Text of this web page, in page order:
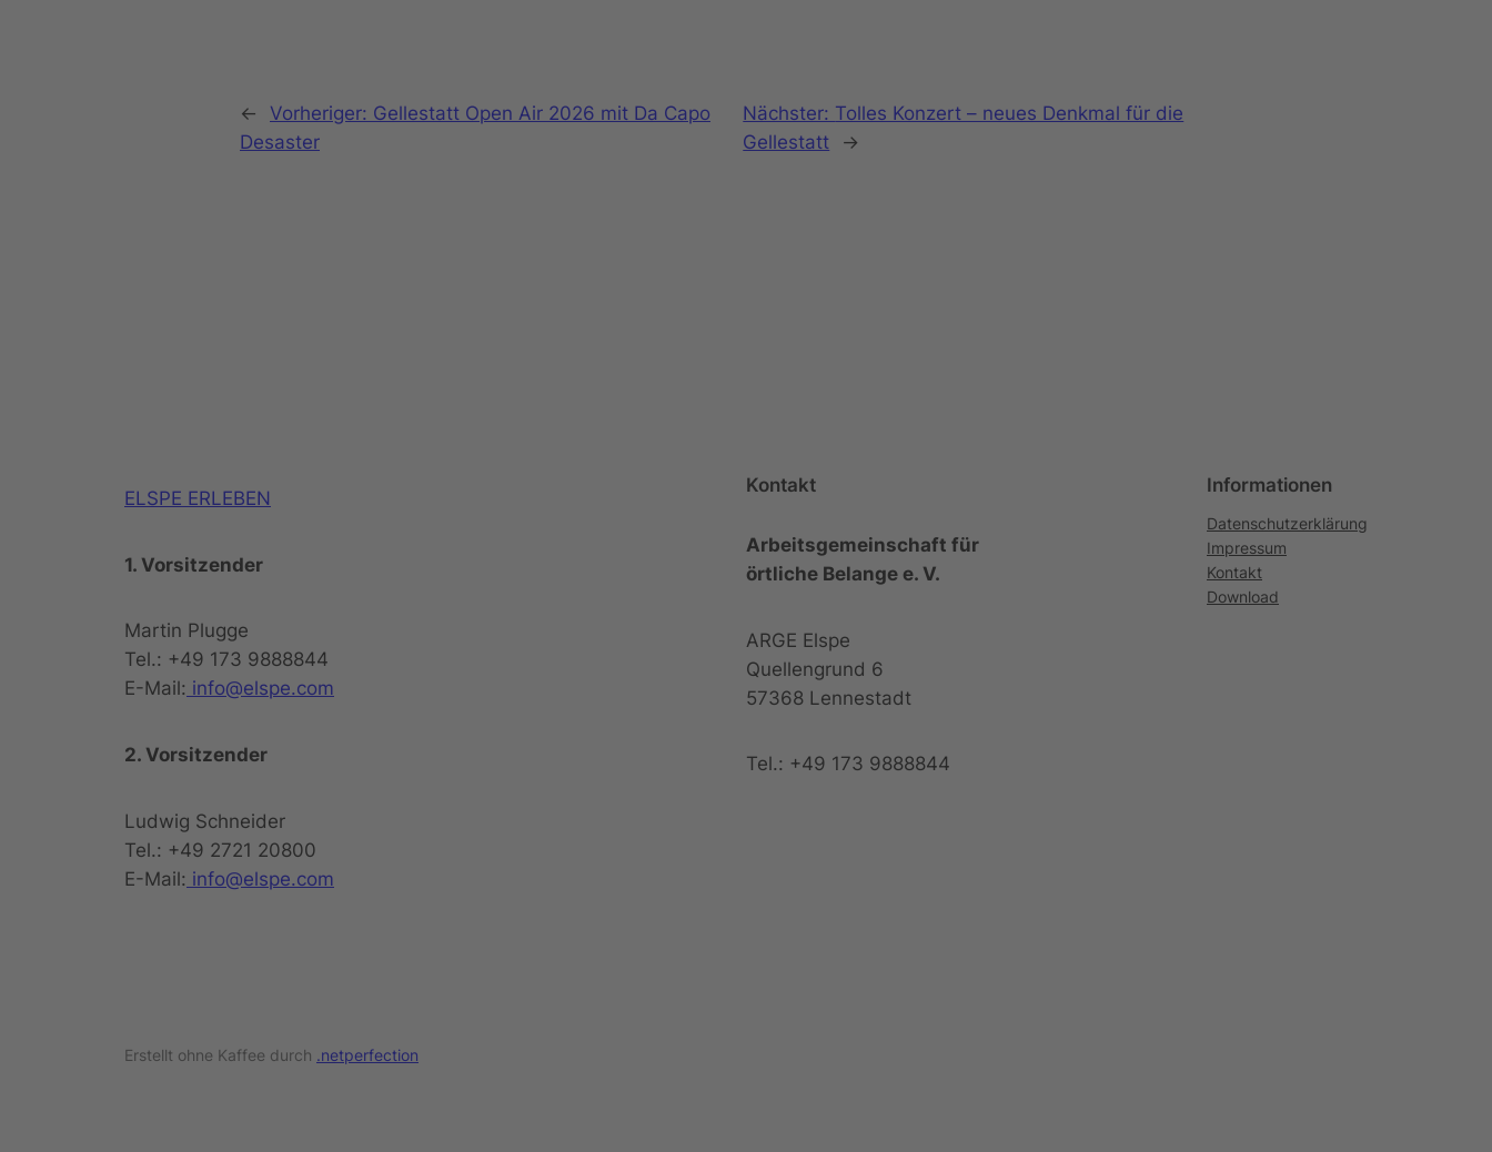
← Vorheriger: Gellestatt Open Air 2026 mit Da Capo
Desaster
Nächster: Tolles Konzert – neues Denkmal für die
Gellestatt
→
ELSPE ERLEBEN
1. Vorsitzender
Martin Plugge
Tel.: +49 173 9888844
E-Mail: info@elspe.com
2. Vorsitzender
Ludwig Schneider
Tel.: +49 2721 20800
E-Mail: info@elspe.com
Kontakt
Arbeitsgemeinschaft für
örtliche Belange e. V.
ARGE Elspe
Quellengrund 6
57368 Lennestadt
Tel.: +49 173 9888844
Informationen
Datenschutzerklärung
Impressum
Kontakt
Download
Erstellt ohne Kaffee durch .netperfection